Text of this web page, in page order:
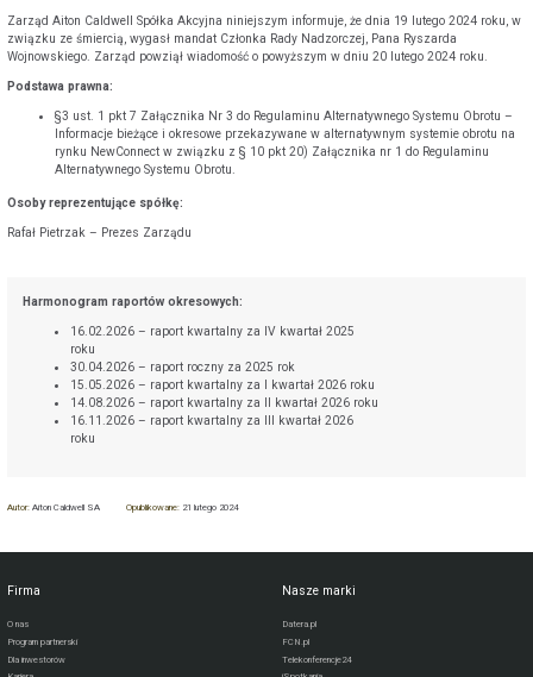
Zarząd Aiton Caldwell Spółka Akcyjna niniejszym informuje, że dnia 19 lutego 2024 roku, w
związku ze śmiercią, wygasł mandat Członka Rady Nadzorczej, Pana Ryszarda
Wojnowskiego. Zarząd powziął wiadomość o powyższym w dniu 20 lutego 2024 roku.
Podstawa prawna:
§3 ust. 1 pkt 7 Załącznika Nr 3 do Regulaminu Alternatywnego Systemu Obrotu –
Informacje bieżące i okresowe przekazywane w alternatywnym systemie obrotu na
rynku NewConnect w związku z § 10 pkt 20) Załącznika nr 1 do Regulaminu
Alternatywnego Systemu Obrotu.
Osoby reprezentujące spółkę:
Rafał Pietrzak – Prezes Zarządu
Harmonogram raportów okresowych:
16.02.2026 – raport kwartalny za IV kwartał 2025
roku
30.04.2026 – raport roczny za 2025 rok
15.05.2026 – raport kwartalny za I kwartał 2026 roku
14.08.2026 – raport kwartalny za II kwartał 2026 roku
16.11.2026 – raport kwartalny za III kwartał 2026
roku
Autor:Aiton Caldwell SA Opublikowane: 21 lutego 2024
Firma
O nas
Program partnerski
Dla inwestorów
Nasze marki
Datera.pl
FCN.pl
Telekonferencje24